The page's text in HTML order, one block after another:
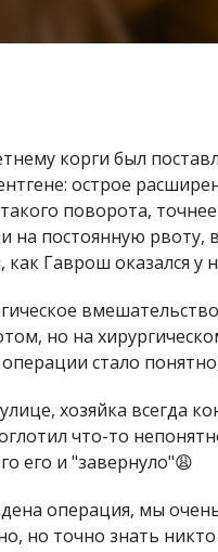
корги был
острое
поворота, точнее
на постоянную рвоту,
Гаврош оказался у
но на
стало
хозяйка всегда
что-то
его и "завернуло"😩
операция, мы
но точно знать